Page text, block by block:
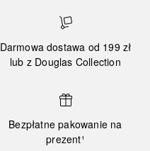
Darmowa dostawa od 199 zł
lub z Douglas Collection
Bezpłatne pakowanie na
prezent¹